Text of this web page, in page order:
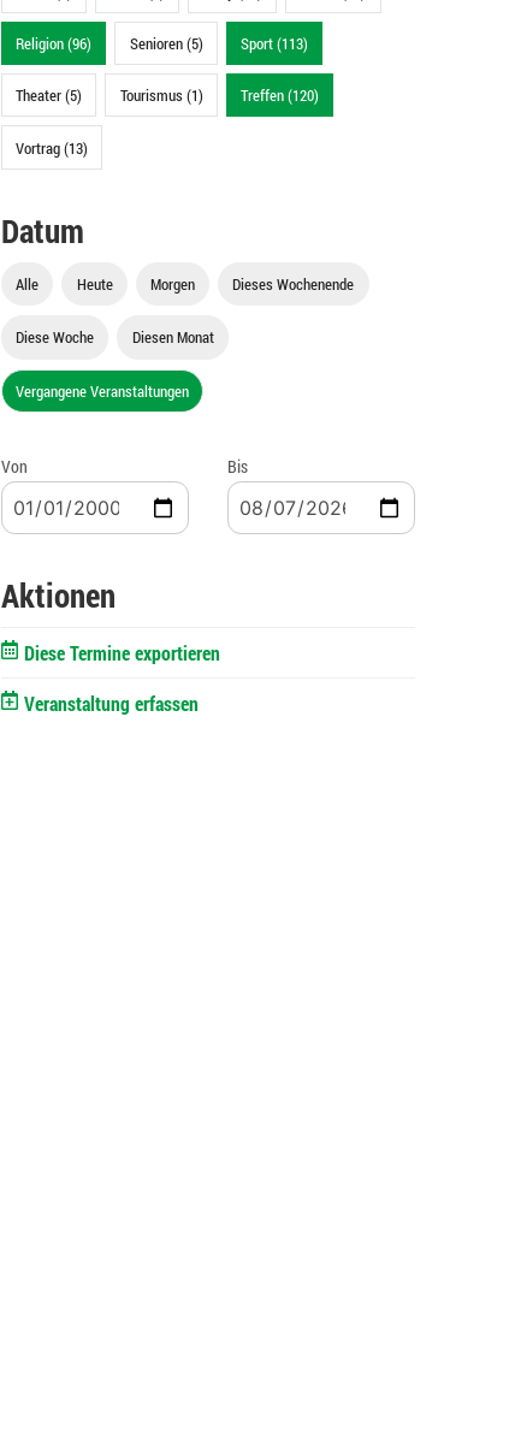
Religion (96) Senioren (5) Sport (113)
Theater (5) Tourismus (1) Treffen (120)
Vortrag (13)
Datum
Alle Heute Morgen Dieses Wochenende
Diese Woche Diesen Monat
Vergangene Veranstaltungen
Von Bis
Aktionen
Diese Termine exportieren
Veranstaltung erfassen